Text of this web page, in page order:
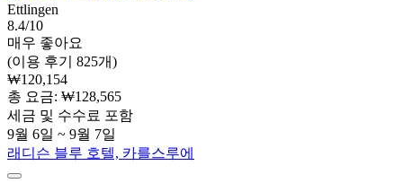
Ettlingen
8.4/10
매우 좋아요
(이용 후기 825개)
₩120,154
총 요금: ₩128,565
세금 및 수수료 포함
9월 6일 ~ 9월 7일
래디슨 블루 호텔, 카를스루에